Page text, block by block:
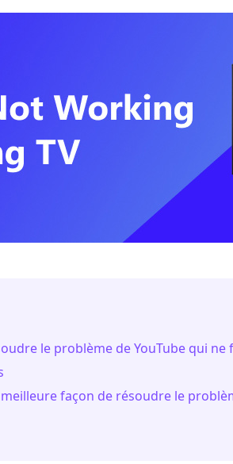
le problème de YouTube qui
façon de résoudre le